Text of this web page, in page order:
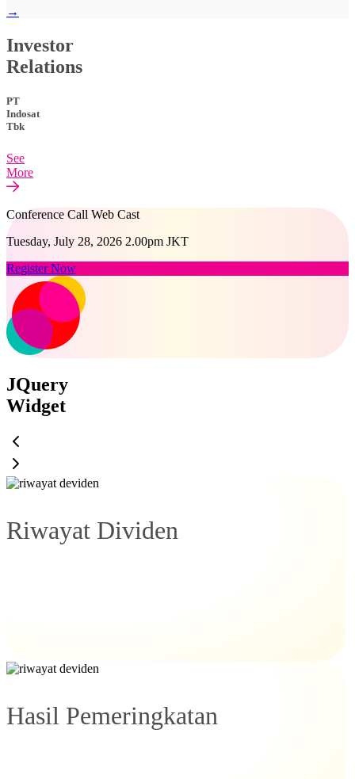
→
Investor
Relations
PT
Indosat
Tbk
See
More
Conference Call Web Cast
Tuesday, July 28, 2026 2.00pm JKT
Register Now
JQuery
Widget
Riwayat Dividen
Hasil Pemeringkatan